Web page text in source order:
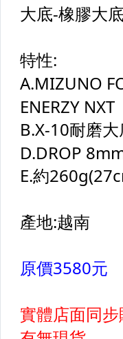
【配件】毛巾.水壺
【配件】圍巾,護頸套
【配件】眼鏡,帽子,袖套
【各種運動防護配件】
【簡易便利健身器材區】
其它